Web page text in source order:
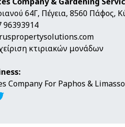
64Γ, Πέγεια, 8560 Πάφος,
96393914
κτιριακών μονάδων
Company For Paphos &